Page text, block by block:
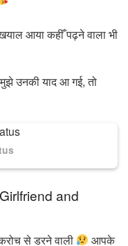
आया कहीँ पढ़ने वाला भी
उनकी याद आ गई, तो
and
से डरने वाली
आपके